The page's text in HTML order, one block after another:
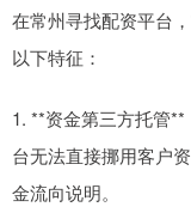
在常州寻找配资平台
以下特征：
1. **资金第三方托管
台无法直接挪用客户
金流向说明。